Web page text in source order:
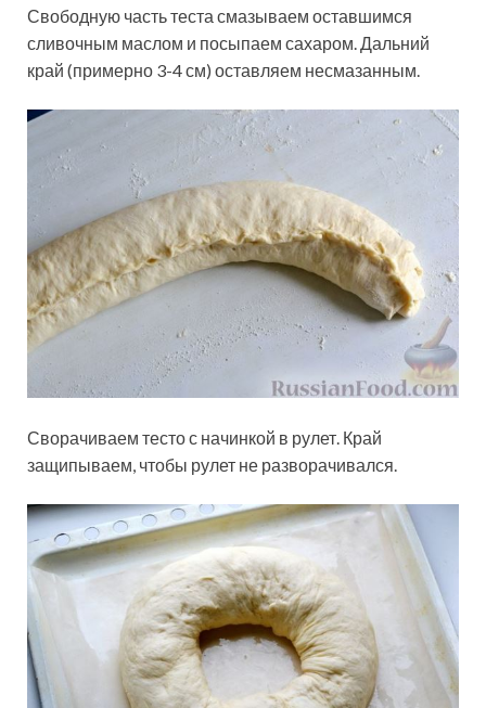
Свободную часть теста смазываем оставшимся
сливочным маслом и посыпаем сахаром. Дальний
край (примерно 3-4 см) оставляем несмазанным.
Сворачиваем тесто с начинкой в рулет. Край
защипываем, чтобы рулет не разворачивался.